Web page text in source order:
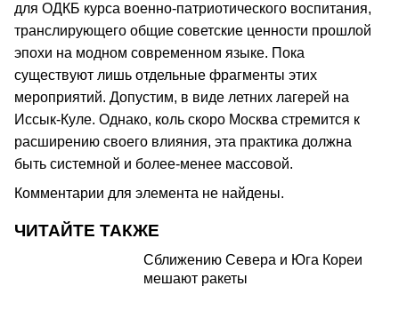
для ОДКБ курса военно-патриотического воспитания,
транслирующего общие советские ценности прошлой
эпохи на модном современном языке. Пока
существуют лишь отдельные фрагменты этих
мероприятий. Допустим, в виде летних лагерей на
Иссык-Куле. Однако, коль скоро Москва стремится к
расширению своего влияния, эта практика должна
быть системной и более-менее массовой.
Комментарии для элемента не найдены.
ЧИТАЙТЕ ТАКЖЕ
Сближению Севера и Юга Кореи
мешают ракеты